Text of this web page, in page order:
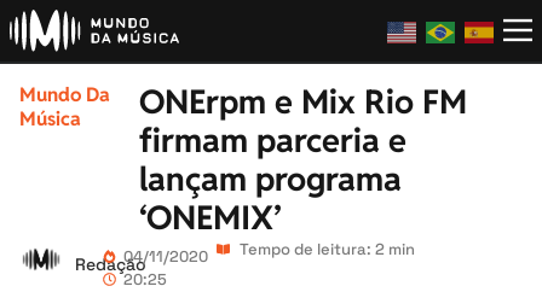
Mundo Da
Música
ONErpm e Mix Rio FM
firmam parceria e
lançam programa
‘ONEMIX’
Redação04/11/2020
20:25
Tempo de leitura: 2 min